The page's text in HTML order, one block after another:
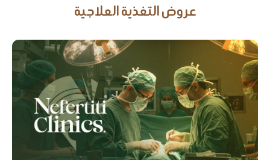
عروض التغذية العلاجية